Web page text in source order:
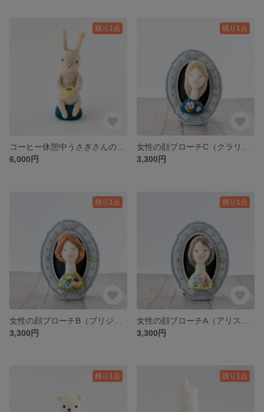
残り1点
6,000円
残り1点
3,300円
残り1点
3,300円
残り1点
3,300円
残り1点 残り1点